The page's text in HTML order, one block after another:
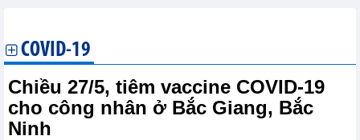
COVID-19
Chiều 27/5, tiêm vaccine COVID-19
cho công nhân ở Bắc Giang, Bắc
Ninh